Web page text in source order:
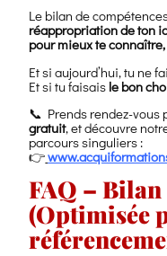
Le bilan de
réappropriation de ton
pour mieux te
Et si aujourd’hui, tu ne
Et si tu faisais le bon
📞 Prends rendez-vous
gratuit, et découvre
parcours singuliers :
👉
FAQ – Bilan
(Optimisée